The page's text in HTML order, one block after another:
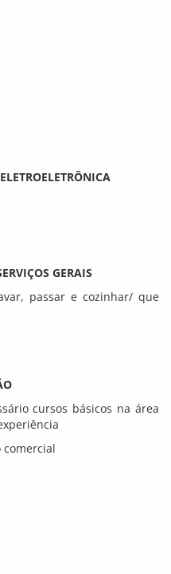
GERAIS
passar e cozinhar/ que
cursos básicos na área